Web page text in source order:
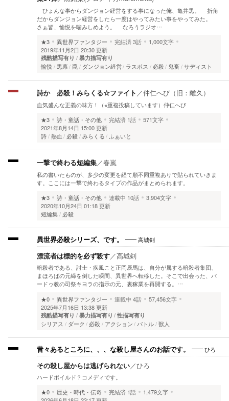
ひょんな事からダンジョン経営をする事になった俺、亀井黒。 折角
だからダンジョン経営をしたら一度はやってみたい事をやってみた。
さぁ皆、愉悦を噛みしめよう。 なろうラジオ…
★3
異世界ファンタジー 完結済3話
1,000文字
2019年11月2日 20:30 更新
残酷描写有り 暴力描写有り
愉悦 黒幕 罠 ダンジョン経営 ラスボス 必殺 鬼畜 サディスト
詩か 必殺！みらくる☆ファイト ／仲仁へび（旧：離久）
血気盛んな正義の味方！（※重複投稿しています）仲仁へび
★3
詩・童話・その他 完結済 1話
571文字
2021年8月14日 15:00 更新
詩 熱血 必殺 みらくる ふぁいと
一撃で終わる短編集／春嵐
私の書いたものが、多少の変更を経て順不同重複ありで貼られていきま
す。ここには一撃で終わるタイプの作品がまとめられます。
★3
詩・童話・その他 連載中 10話
3,904文字
2020年10月24日 01:18 更新
短編集
必殺
異世界必殺シリーズ、です。 高城剣
漂流者は標的を必ず殺す／高城剣
暗殺者である、討士・疾風こと正岡辰馬は、自分が属する暗殺者集団、
まほろばの元締を倒した瞬間、異世界へ転移した。そこで出会った、バ
ードゥ教の司祭キヨラの指示の元、裏稼業を再開する。…
★0
異世界ファンタジー 連載中 4話
57,456文字
2025年7月16日 13:38 更新
残酷描写有り 暴力描写有り 性描写有り
シリアス ダーク 必殺 アクション バトル 獣人
昔々あるところに、、、な殺し屋さんのお話です。 ひろ
その殺し屋からは逃げられない／ひろ
ハードボイルド？コメディです。
★0
歴史・時代・伝奇 完結済 1話
1,479文字